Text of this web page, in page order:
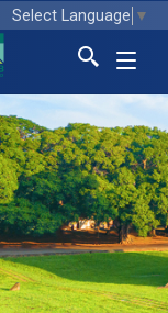
Select Language ▼